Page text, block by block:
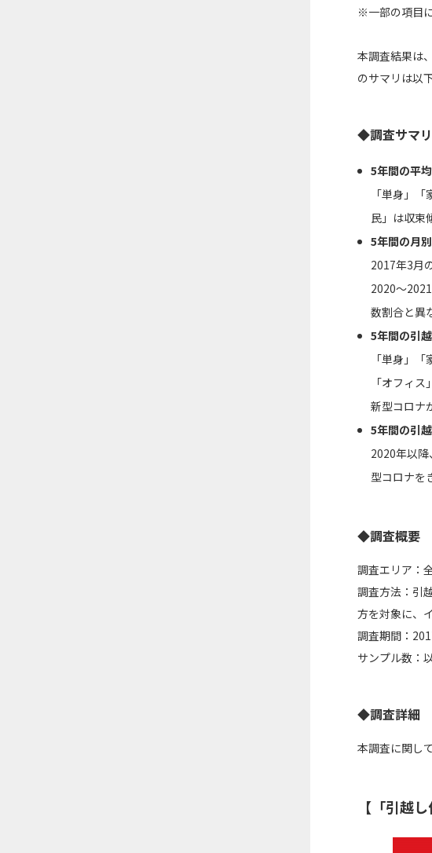
※一部の項目
本調査結果は
のサマリは以
◆調査サマリ
5年間の平
「単身」
民」は収束
5年間の月
2017年3月
2020～
数割合と異
5年間の引
「単身」
「オフィ
新型コロナ
5年間の引
2020年以
型コロナを
◆調査概要
調査エリア：
調査方法：引
方を対象に、
調査期間：
サンプル数：
◆調査詳細
本調査に関し
【「引越